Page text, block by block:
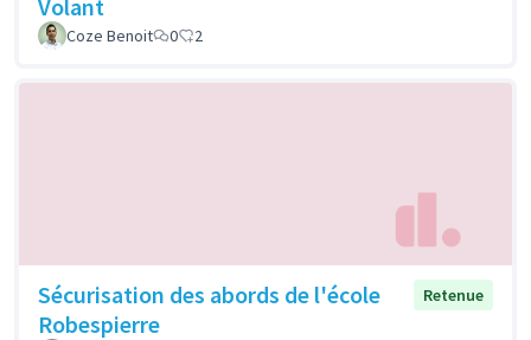
Volant
Coze Benoit 0 2
Sécurisation des abords de l'école
Robespierre
Retenue